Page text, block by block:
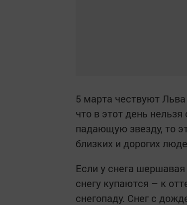
5 марта чествуют
что в этот день
падающую звезду, то
близких и дорогих
Если у снега
снегу купаются – к
снегопаду. Снег с